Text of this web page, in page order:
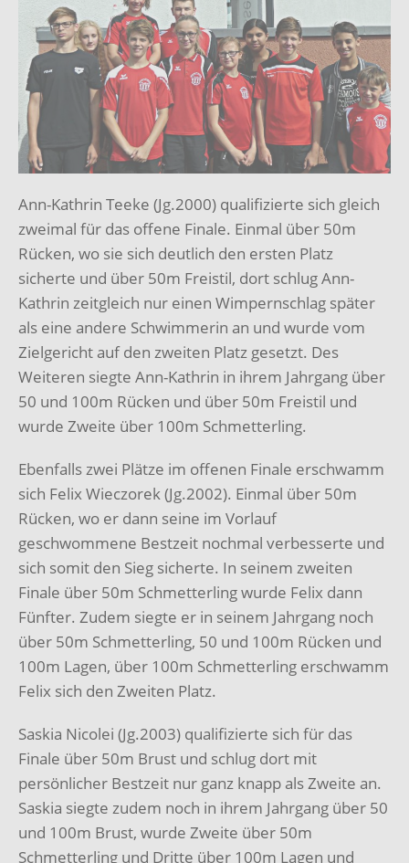
Ann-Kathrin Teeke (Jg.2000) qualifizierte sich gleich
zweimal für das offene Finale. Einmal über 50m
Rücken, wo sie sich deutlich den ersten Platz
sicherte und über 50m Freistil, dort schlug Ann-
Kathrin zeitgleich nur einen Wimpernschlag später
als eine andere Schwimmerin an und wurde vom
Zielgericht auf den zweiten Platz gesetzt. Des
Weiteren siegte Ann-Kathrin in ihrem Jahrgang über
50 und 100m Rücken und über 50m Freistil und
wurde Zweite über 100m Schmetterling.
Ebenfalls zwei Plätze im offenen Finale erschwamm
sich Felix Wieczorek (Jg.2002). Einmal über 50m
Rücken, wo er dann seine im Vorlauf
geschwommene Bestzeit nochmal verbesserte und
sich somit den Sieg sicherte. In seinem zweiten
Finale über 50m Schmetterling wurde Felix dann
Fünfter. Zudem siegte er in seinem Jahrgang noch
über 50m Schmetterling, 50 und 100m Rücken und
100m Lagen, über 100m Schmetterling erschwamm
Felix sich den Zweiten Platz.
Saskia Nicolei (Jg.2003) qualifizierte sich für das
Finale über 50m Brust und schlug dort mit
persönlicher Bestzeit nur ganz knapp als Zweite an.
Saskia siegte zudem noch in ihrem Jahrgang über 50
und 100m Brust, wurde Zweite über 50m
Schmetterling und Dritte über 100m Lagen und